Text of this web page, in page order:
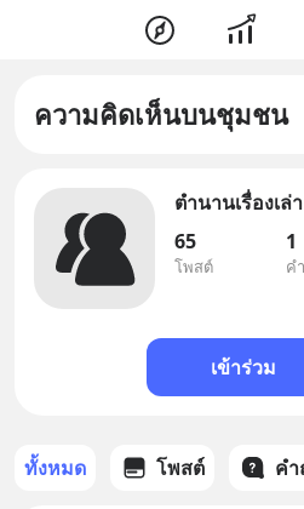
ความคิดเห็นบนชุมชน
ตำนานเรื่องเล่า
65
โพสต์
1
ค
เข้าร่วม
ทั้งหมด โพสต์ ค